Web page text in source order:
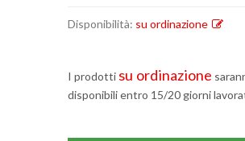
Disponibilità: su ordinazione
I prodotti su ordinazione
disponibili entro 15/20 giorni